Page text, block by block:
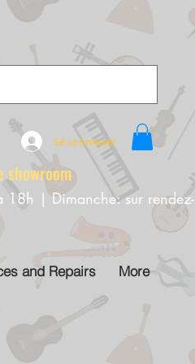
Se connecter
| Dimanche: sur rendez-
and Repairs More